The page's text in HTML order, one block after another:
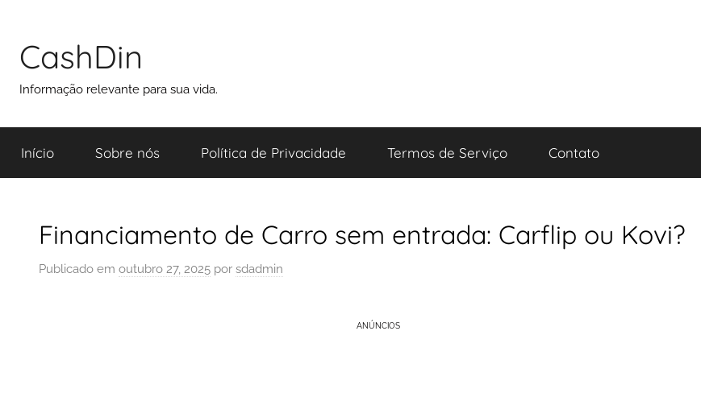
CashDin
Informação relevante para sua vida.
Início Sobre nós Política de Privacidade Termos de Serviço Contato
Financiamento de Carro sem entrada: Carflip ou Kovi?
Publicado em outubro 27, 2025 por sdadmin
ANÚNCIOS